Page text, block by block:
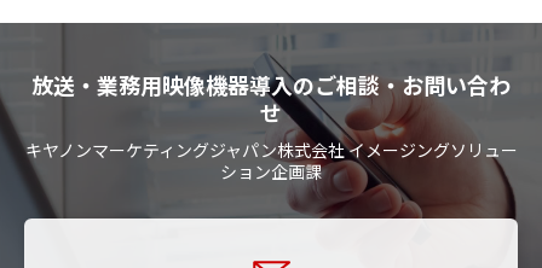
放送・業務用映像機器導入のご相談・お問い合わ
せ
キヤノンマーケティングジャパン株式会社 イメージングソリュー
ション企画課